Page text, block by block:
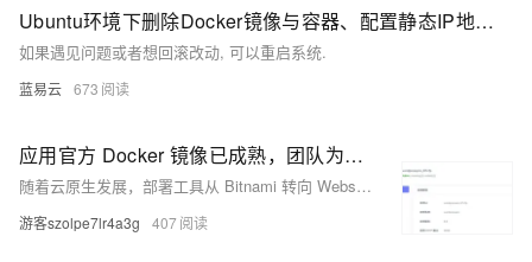
Ubuntu环境下删除Docker镜像与容器、配置静态IP地址教程。
如果遇见问题或者想回滚改动, 可以重启系统.
蓝易云 673
应用官方 Docker 镜像已成熟，团队为何转向 Websoft9 而不再依赖 Bitnami
随着云原生发展，部署工具从 Bitnami 转向 Websoft9。后者基于官方镜像，提供多应用编排与统一运维，提升部署效率与维护能力，适合多系统协同场景。
游客szolpe7lr4a3g 407